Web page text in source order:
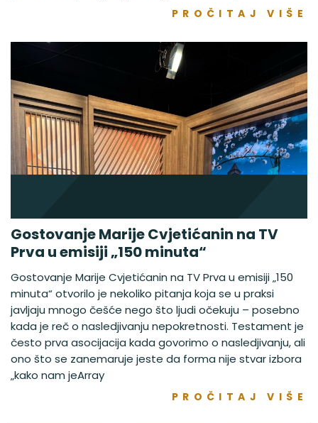
PROČITAJ VIŠE
Gostovanje Marije Cvjetićanin na TV
Prva u emisiji „150 minuta“
Gostovanje Marije Cvjetićanin na TV Prva u emisiji „150
minuta“ otvorilo je nekoliko pitanja koja se u praksi
javljaju mnogo češće nego što ljudi očekuju – posebno
kada je reč o nasledjivanju nepokretnosti. Testament je
često prva asocijacija kada govorimo o nasledjivanju, ali
ono što se zanemaruje jeste da forma nije stvar izbora
„kako nam jeArray
PROČITAJ VIŠE